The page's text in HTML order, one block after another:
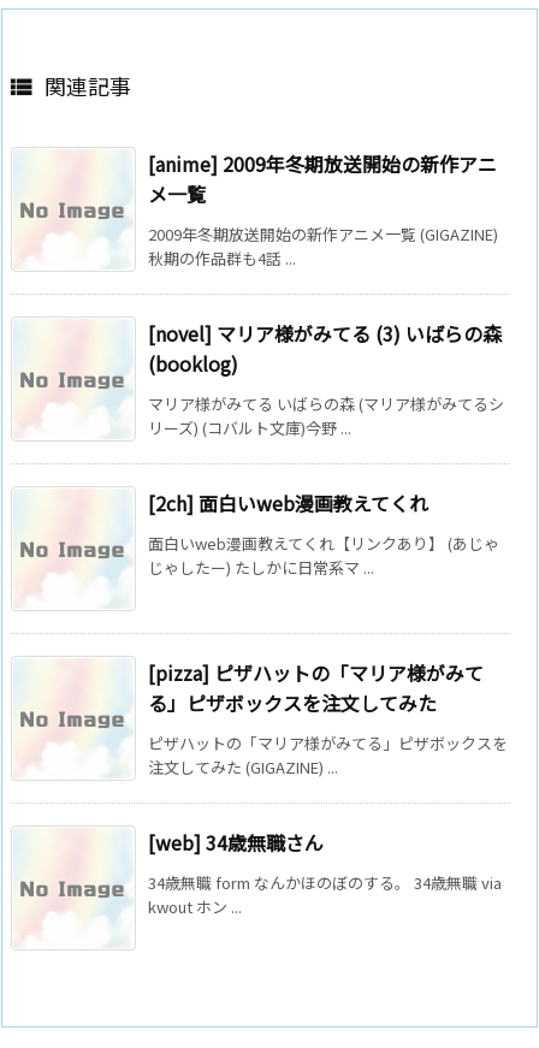
 関連記事
[anime] 2009年冬期放送開始の新作アニ
メ一覧
2009年冬期放送開始の新作アニメ一覧 (GIGAZINE)
秋期の作品群も4話 ...
[novel] マリア様がみてる (3) いばらの森
(booklog)
マリア様がみてる いばらの森 (マリア様がみてるシ
リーズ) (コバルト文庫)今野 ...
[2ch] 面白いweb漫画教えてくれ
面白いweb漫画教えてくれ【リンクあり】 (あじゃ
じゃしたー) たしかに日常系マ ...
[pizza] ピザハットの「マリア様がみて
る」ピザボックスを注文してみた
ピザハットの「マリア様がみてる」ピザボックスを
注文してみた (GIGAZINE) ...
[web] 34歳無職さん
34歳無職 form なんかほのぼのする。 34歳無職 via
kwout ホン ...